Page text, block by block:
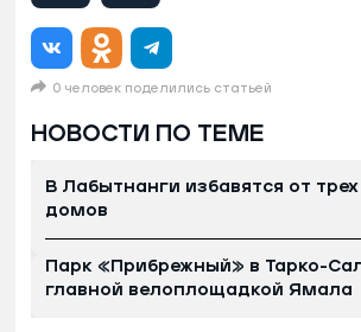
0 человек поделились статьей
НОВОСТИ ПО ТЕМЕ
В Лабытнанги избавятся от
домов
Парк «Прибрежный» в Тарко-
главной велоплощадкой Ямала